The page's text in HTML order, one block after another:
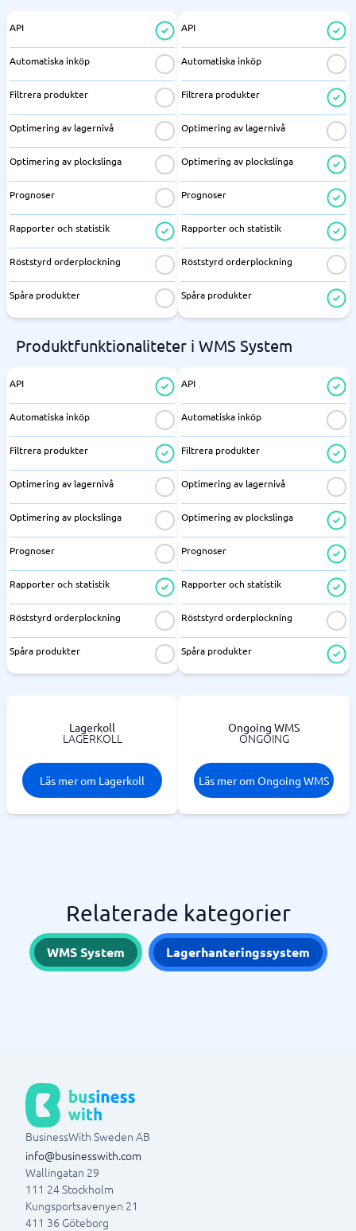
API
Automatiska inköp
Filtrera produkter
Optimering av lagernivå
Optimering av plockslinga
Prognoser
Rapporter och statistik
Röststyrd orderplockning
Spåra produkter
API
Automatiska inköp
Filtrera produkter
Optimering av lagernivå
Optimering av plockslinga
Prognoser
Rapporter och statistik
Röststyrd orderplockning
Spåra produkter
Produktfunktionaliteter i WMS System
API
Automatiska inköp
Filtrera produkter
Optimering av lagernivå
Optimering av plockslinga
Prognoser
Rapporter och statistik
Röststyrd orderplockning
Spåra produkter
API
Automatiska inköp
Filtrera produkter
Optimering av lagernivå
Optimering av plockslinga
Prognoser
Rapporter och statistik
Röststyrd orderplockning
Spåra produkter
Lagerkoll
LAGERKOLL
Läs mer om Lagerkoll
Ongoing WMS
ONGOING
Läs mer om Ongoing WMS
Relaterade kategorier
WMS System Lagerhanteringssystem
BusinessWith Sweden AB
info@businesswith.com
Wallingatan 29
111 24Stockholm
Kungsportsavenyen 21
411 36 Göteborg